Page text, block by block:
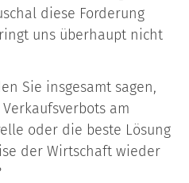
diese Forderung
uns überhaupt nicht
Sie insgesamt sagen,
am
oder die beste Lösung
der Wirtschaft wieder